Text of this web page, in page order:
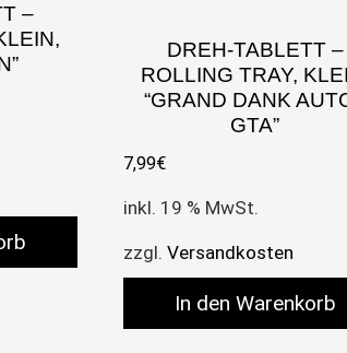
–
DREH-TABLETT –
ROLLING TRAY,
“GRAND DANK
GTA”
7,99€
inkl. 19 % MwSt.
zzgl. Versandkosten
In den Warenkorb